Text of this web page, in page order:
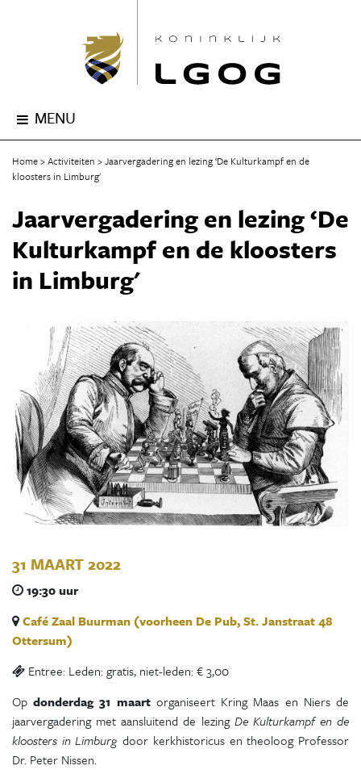
MENU
Home Activiteiten
Jaarvergadering en lezing ‘De Kulturkampf en de
kloosters in Limburg'
Jaarvergadering en lezing ‘De
Kulturkampf en de kloosters
in Limburg'
31 MAART 2022
19:30 uur
Café Zaal Buurman (voorheen De Pub, St. Janstraat 48
Ottersum)
Entree: Leden: gratis, niet-leden: € 3,00
Opdonderdag 31 maartorganiseert Kring Maas en Niers de
jaarvergadering met aansluitend de lezing De Kulturkampf en de
kloosters in Limburgdoor kerkhistoricus en theoloog Professor
Dr. Peter Nissen.